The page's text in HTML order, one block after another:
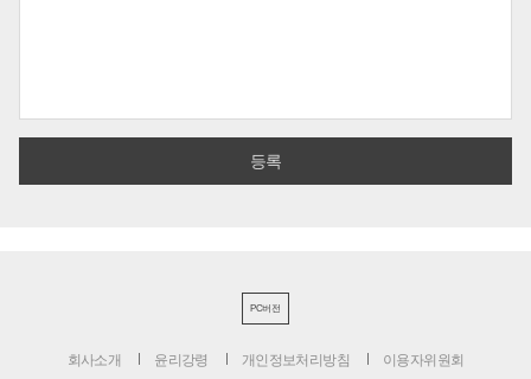
PC버전
회사소개 윤리강령 개인정보처리방침 이용자위원회